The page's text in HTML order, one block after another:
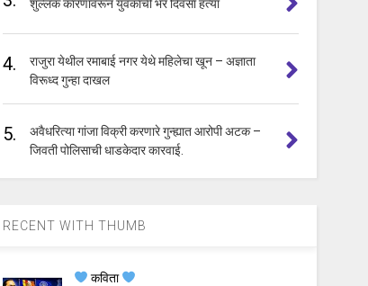
शुल्लक कारणावरून युवकाची भर दिवसा हत्या
4.
राजुरा येथील रमाबाई नगर येथे महिलेचा खून – अज्ञाता
विरूध्द गुन्हा दाखल
5.
अवैधरित्या गांजा विक्री करणारे गुन्ह्यात आरोपी अटक –
जिवती पोलिसाची धाडकेदार कारवाई.
RECENT WITH THUMB
कविता